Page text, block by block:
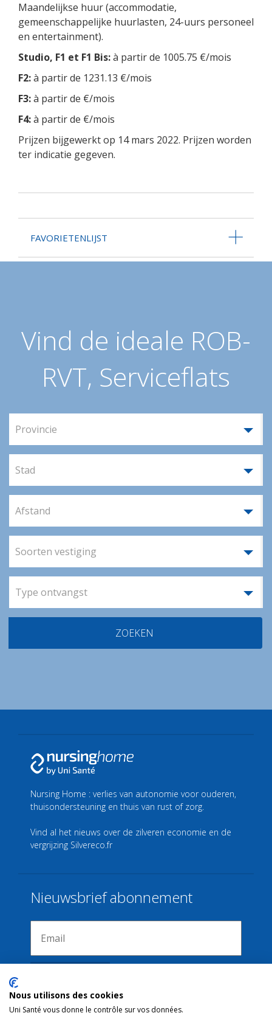
Maandelijkse huur (accommodatie,
gemeenschappelijke huurlasten, 24-uurs personeel
en entertainment).
Studio, F1 et F1 Bis:à partir de 1005.75 €/mois
F2:à partir de 1231.13 €/mois
F3:à partir de €/mois
F4:à partir de €/mois
Prijzen bijgewerkt op 14 mars 2022. Prijzen worden
ter indicatie gegeven.
FAVORIETENLIJST
Vind de ideale ROB-
RVT, Serviceflats
Provincie
Stad
Afstand
Soorten vestiging
Type ontvangst
ZOEKEN
Nous utilisons des cookies
Uni Santé vous donne le contrôle sur vos données.
Nursing Home : verlies van autonomie voor ouderen,
thuisondersteuning en thuis van rust of zorg.
Vind al het nieuws over de zilveren economie en de
vergrijzing Silvereco.fr
Nieuwsbrief abonnement